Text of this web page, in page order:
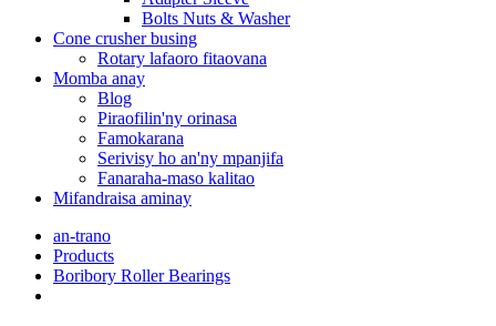
Bolts Nuts & Washer
Cone crusher busing
Rotary lafaoro fitaovana
Momba anay
Blog
Piraofilin'ny orinasa
Famokarana
Serivisy ho an'ny mpanjifa
Fanaraha-maso kalitao
Mifandraisa aminay
an-trano
Products
Boribory Roller Bearings